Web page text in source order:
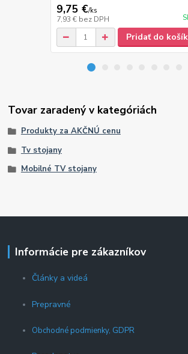
9,75 €/ks
7,93 € bez DPH
Pridať do
Tovar zaradený v kategóriách
Produkty za AKČNÚ cenu
Tv stojany
Mobilné TV stojany
Informácie pre zákazníkov
Články a videá
Prepravné
Obchodné podmienky, GDPR